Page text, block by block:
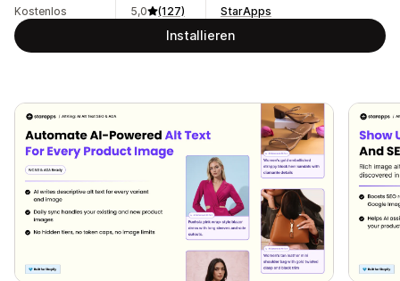
Kostenlos
5,0
(127)
StarApps
Installieren